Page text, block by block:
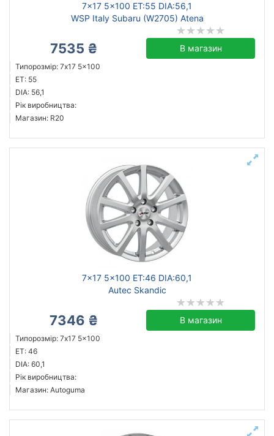
7x17 5x100 ET:55 DIA:56,1
WSP Italy Subaru (W2705) Atena
7535 ₴ В магазин
Типорозмір: 7x17 5x100
ET: 55
DIA: 56,1
Рік виробництва:
Магазин: R20
7x17 5x100 ET:46 DIA:60,1
Autec Skandic
7346 ₴ В магазин
Типорозмір: 7x17 5x100
ET: 46
DIA: 60,1
Рік виробництва:
Магазин: Autoguma